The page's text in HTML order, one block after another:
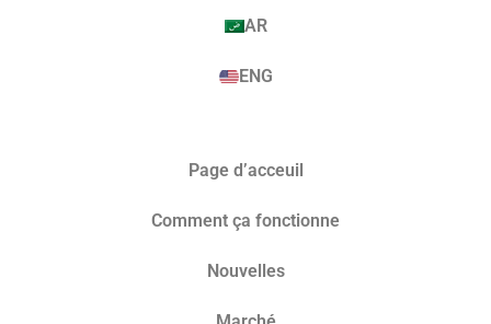
AR
ENG
Page d’acceuil
Comment ça fonctionne
Nouvelles